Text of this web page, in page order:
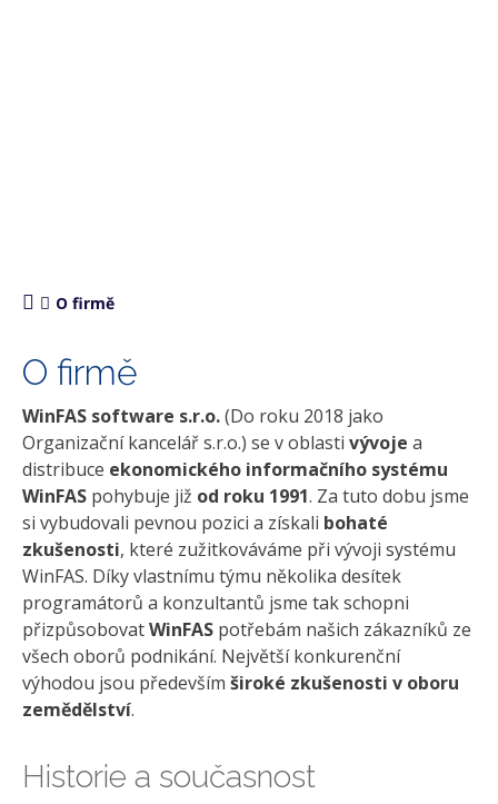
O firmě
O firmě
WinFAS software s.r.o.(Do roku 2018 jako
Organizační kancelář s.r.o.) se v oblasti vývoje a
distribuce ekonomického informačního systému
WinFAS pohybuje již od roku 1991. Za tuto dobu jsme
si vybudovali pevnou pozici a získali bohaté
zkušenosti, které zužitkováváme při vývoji systému
WinFAS. Díky vlastnímu týmu několika desítek
programátorů a konzultantů jsme tak schopni
přizpůsobovatWinFAS potřebám našich zákazníků ze
všech oborů podnikání. Největší konkurenční
výhodou jsou především široké zkušenosti v oboru
zemědělství.
Historie a současnost